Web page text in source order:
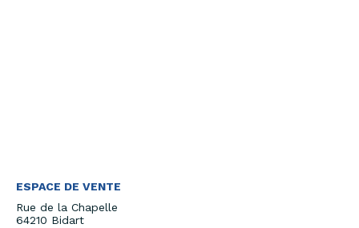
ESPACE DE VENTE
Rue de la Chapelle
64210 Bidart